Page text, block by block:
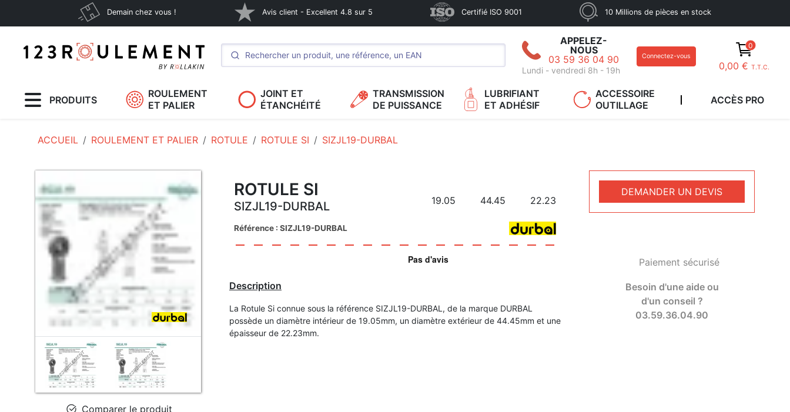
Demain chez vous ! Avis client - Excellent 4.8 sur 5 Certifié ISO 9001 10 Millions de pièces en stock
APPELEZ-
NOUS
03 59 36 04 90
Lundi - vendredi 8h - 19h
Connectez-vous
0
0,00 € T.T.C.
PRODUITS
ROULEMENT
ET PALIER
JOINT ET
ÉTANCHÉITÉ
TRANSMISSION
DE PUISSANCE
LUBRIFIANT
ET ADHÉSIF
ACCESSOIRE
OUTILLAGE
ACCÈS PRO
ACCUEIL ROULEMENT ET PALIER ROTULE ROTULE SI SIZJL19-DURBAL
Comparer le produit
ROTULE SI
SIZJL19-DURBAL 19.05 44.45 22.23
Référence : SIZJL19-DURBAL
Description
La Rotule Si connue sous la référence SIZJL19-DURBAL, de la marque DURBAL
possède un diamètre intérieur de 19.05mm, un diamètre extérieur de 44.45mm et une
épaisseur de 22.23mm.
DEMANDER UN DEVIS
Paiement sécurisé
Besoin d'une aide ou
d'un conseil ?
03.59.36.04.90